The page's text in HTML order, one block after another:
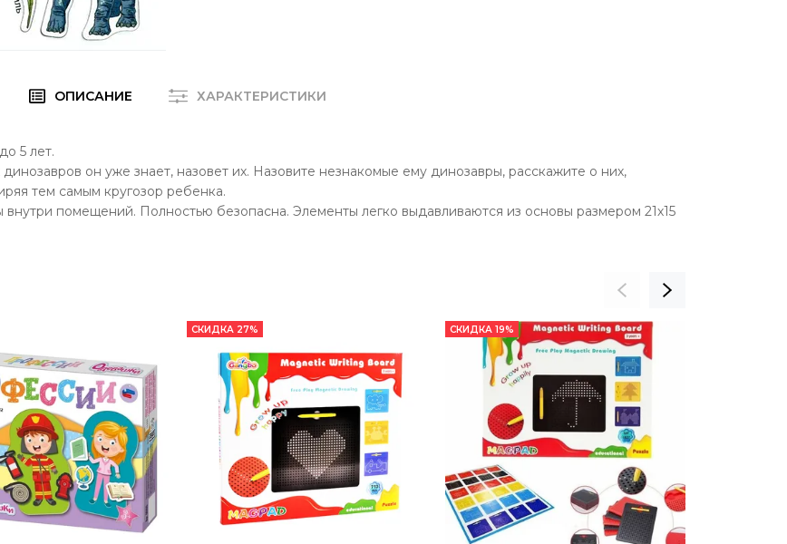
ОПИСАНИЕ ХАРАКТЕРИСТИКИ
5 лет.
он уже знает, назовет их. Назовите незнакомые ему динозавры, расскажите о них,
тем самым кругозор ребенка.
внутри помещений. Полностью безопасна. Элементы легко выдавливаются из основы размером 21х15
СКИДКА 27% СКИДКА 19%